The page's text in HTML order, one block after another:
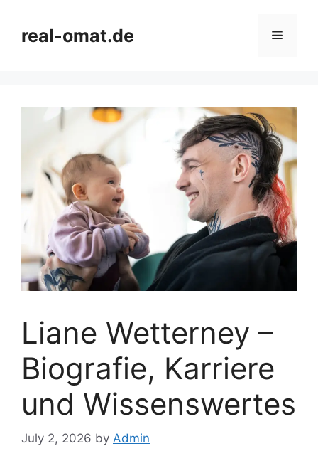
contentreal-omat.de Menu
Liane Wetterney –
Biografie, Karriere
und Wissenswertes
July 2, 2026 by Admin